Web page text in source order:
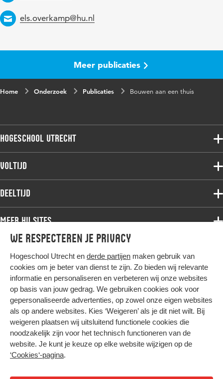
We respecteren je privacy
Hogeschool Utrecht en derde partijen maken gebruik van
cookies om je beter van dienst te zijn. Zo bieden wij relevante
informatie en personaliseren en verbeteren wij onze websites
op basis van jouw gedrag. We gebruiken cookies ook voor
gepersonaliseerde advertenties, op zowel onze eigen websites
als op andere websites. Kies ‘Weigeren’ als je dit niet wilt. Bij
weigeren plaatsen wij uitsluitend functionele cookies die
noodzakelijk zijn voor het technisch functioneren van de
website. Je kunt je keuze op elke website wijzigen op de
‘Cookies‘-pagina.
Email
els.overkamp@hu.nl
Meer publicaties
Home Onderzoek Publicaties Bouwen aan een thuis
Hogeschool Utrecht
Voltijdopleidingen
Deeltijdopleidingen
Onderzoek
Werken bij de HU
Contact
Voltijd
Associate degree
Bachelor
Master
Studiekeuze voltijd
Deeltijd
Associate degree
Bachelor
Master
Post-master
Studiekeuze deeltijd
Meer HU sites
HU International
HU Bibliotheek
HU Ontwikkelt
Duurzame HU
Intranet
Trajectum
Hier komt alles samen
Colofon
Privacy
Cookies